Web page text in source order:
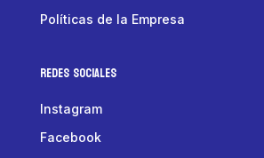
Políticas de la Empresa
Redes Sociales
Instagram
Facebook